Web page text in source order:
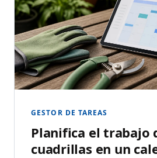
GESTOR DE TAREAS
Planifica el trabajo
cuadrillas en un